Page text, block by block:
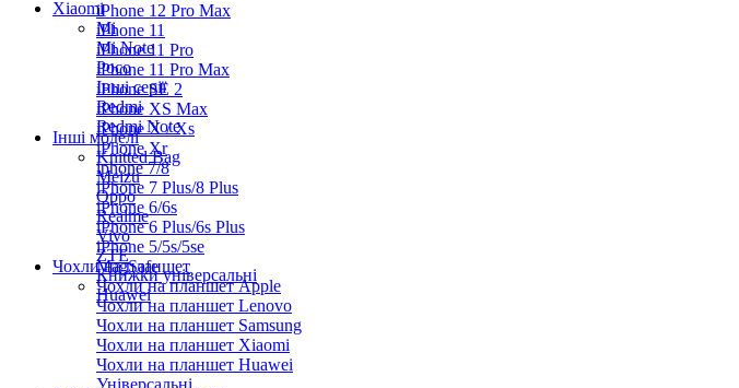
iPhone 12 Pro Max
iPhone 11
iPhone 11 Pro
iPhone 11 Pro Max
iPhone SE 2
iPhone XS Max
iPhone X / Xs
iPhone Xr
iphone 7/8
iPhone 7 Plus/8 Plus
iPhone 6/6s
iPhone 6 Plus/6s Plus
iPhone 5/5s/5se
MagSafe
Xiaomi
Mi
Mi Note
Poco
Інші серії
Redmi
Redmi Note
Інші моделі
Knitted Bag
Meizu
Oppo
Realme
Vivo
ZTE
Книжки універсальні
Huawei
Чохли на планшет
Чохли на планшет Apple
Чохли на планшет Lenovo
Чохли на планшет Samsung
Чохли на планшет Xiaomi
Чохли на планшет Huawei
Універсальні